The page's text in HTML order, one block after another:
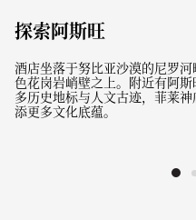
探索阿斯旺
酒店坐落于努比亚沙漠的尼罗
色花岗岩峭壁之上。附近有阿
多历史地标与人文古迹，菲莱
添更多文化底蕴。